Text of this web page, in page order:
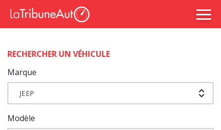
RECHERCHER UN VÉHICULE
Marque
JEEP
Modèle